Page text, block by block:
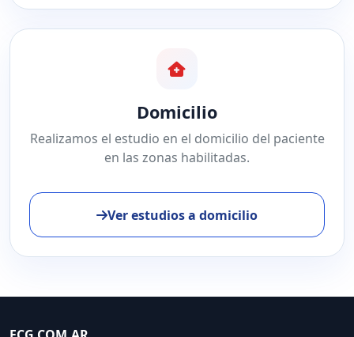
Domicilio
Realizamos el estudio en el domicilio del paciente
en las zonas habilitadas.
Ver estudios a domicilio